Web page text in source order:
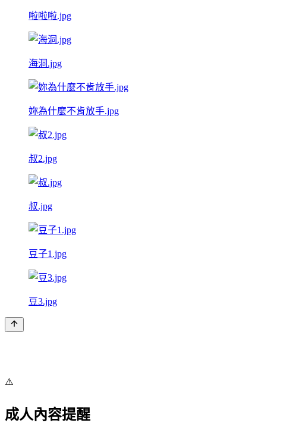
啦啦啦.jpg
海洞.jpg
妳為什麼不肯放手.jpg
叔2.jpg
叔.jpg
豆子1.jpg
豆3.jpg
⚠️
成人內容提醒